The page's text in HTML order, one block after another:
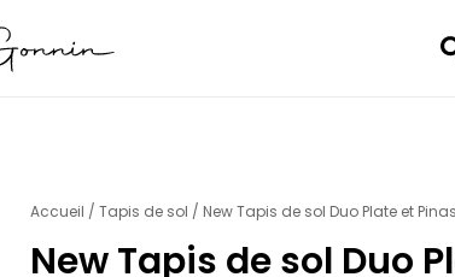
Accueil / Tapis de sol / New Tapis de sol Duo Plate et
New Tapis de sol Duo
Plage
de
quantité
New